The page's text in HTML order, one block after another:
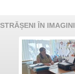
STRĂȘENI ÎN IMAGINI